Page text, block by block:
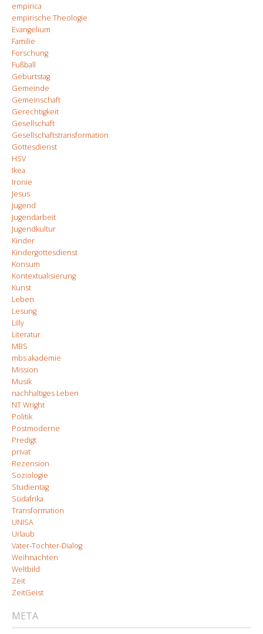
empirica
empirische Theologie
Evangelium
Familie
Forschung
Fußball
Geburtstag
Gemeinde
Gemeinschaft
Gerechtigkeit
Gesellschaft
Gesellschaftstransformation
Gottesdienst
HSV
Ikea
Ironie
Jesus
Jugend
Jugendarbeit
Jugendkultur
Kinder
Kindergottesdienst
Konsum
Kontextualisierung
Kunst
Leben
Lesung
Lilly
Literatur
MBS
mbs akademie
Mission
Musik
nachhaltiges Leben
NT Wright
Politik
Postmoderne
Predigt
privat
Rezension
Soziologie
Studientag
Südafrika
Transformation
UNISA
Urlaub
Vater-Tochter-Dialog
Weihnachten
Weltbild
Zeit
ZeitGeist
META